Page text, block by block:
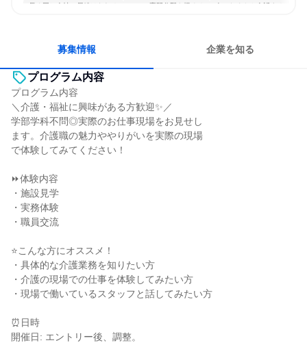
長く同じ会社に居続けられる 一つの専門分野を極める 人とたくさん会話する
募集情報 企業を知る
プログラム内容
プログラム内容
＼介護・福祉に興味がある方歓迎✨／
学部学科不問◎実際のお仕事現場をお見せし
ます。介護職の魅力ややりがいを実際の現場
で体験してみてください！
⏩体験内容
・施設見学
・実務体験
・職員交流
⭐こんな方にオススメ！
・具体的な介護業務を知りたい方
・介護の現場での仕事を体験してみたい方
・現場で働いているスタッフと話してみたい方
⏰日時
開催日: エントリー後、調整。